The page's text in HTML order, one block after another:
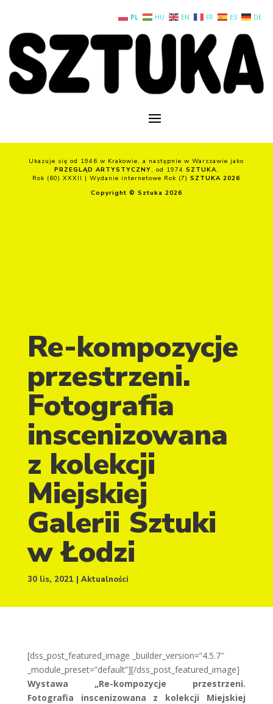
Ukazuje się od 1946 w Krakowie, a następnie w Warszawie jako
PRZEGLĄD ARTYSTYCZNY, od 1974 SZTUKA,
Rok (60) XXXII | Wydanie internetowe Rok (7)SZTUKA 2026
Copyright © Sztuka 2026
Re-kompozycje
przestrzeni.
Fotografia
inscenizowana
z kolekcji
Miejskiej
Galerii Sztuki
w Łodzi
30 lis, 2021 Aktualności
[dss_post_featured_image _builder_version=”4.5.7″
_module_preset=”default”][/dss_post_featured_image]
Wystawa „Re-kompozycje przestrzeni.
Fotografia inscenizowana z kolekcji Miejskiej
PL HU EN FR ES DE